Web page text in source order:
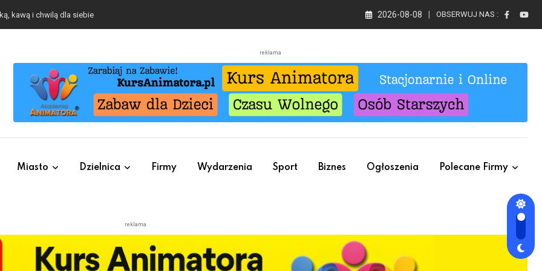
się będzie działo 2 sierpnia 2026-08-08 OBSERWUJ NAS :
reklama
Miasto Dzielnica Firmy Wydarzenia Sport Biznes Ogłoszenia Polecane Firmy
reklama